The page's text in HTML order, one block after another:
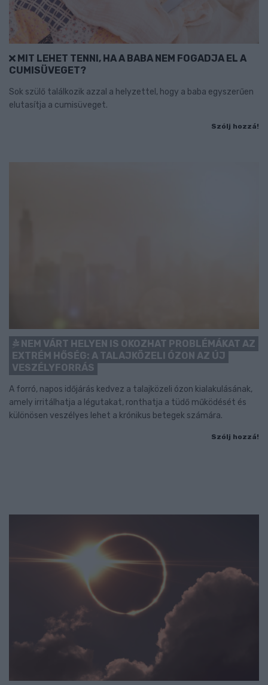
MIT LEHET TENNI, HA A BABA NEM FOGADJA EL A
CUMISÜVEGET?
Sok szülő találkozik azzal a helyzettel, hogy a baba egyszerűen
elutasítja a cumisüveget.
Szólj hozzá!
NEM VÁRT HELYEN IS OKOZHAT PROBLÉMÁKAT AZ
EXTRÉM HŐSÉG: A TALAJKÖZELI ÓZON AZ ÚJ
VESZÉLYFORRÁS
A forró, napos időjárás kedvez a talajközeli ózon kialakulásának,
amely irritálhatja a légutakat, ronthatja a tüdő működését és
különösen veszélyes lehet a krónikus betegek számára.
Szólj hozzá!